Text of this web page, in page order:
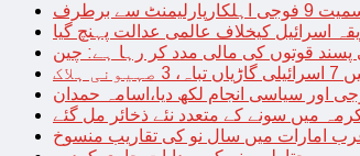
اسرائیل کیخلاف عالمی عدالت پہنچ گیا
پسند قوتوں کی مالی مدد کر رہا ہے: چین
اور سیاسی انجام لکھ دیا،اسامہ حمدان
میں سونے کے متعدد نئے ذخائر مل گئے
امارات میں سال نو کی تقاریب منسوخ